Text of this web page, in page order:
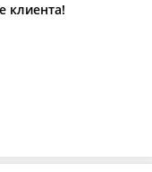
клиента!